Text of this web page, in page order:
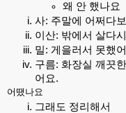
왜 안 했나요
사: 주말에 어쩌다
이산: 밖에서 살다
밀: 게을러서 못했
구름: 화장실 깨끗
어요.
어땠나요
그래도 정리해서